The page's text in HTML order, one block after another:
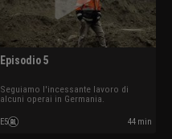
Episodio 5
Seguiamo l'incessante lavoro di
alcuni operai in Germania.
E5 44 min